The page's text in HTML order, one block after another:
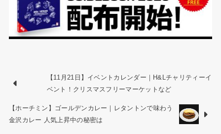
【11月21日】イベントカレンダー｜H&Lチャリティーイ
ベント！クリスマスフリーマーケットなど
【ホーチミン】ゴールデンカレー｜レタントンで味わう
金沢カレー 人気上昇中の秘密は